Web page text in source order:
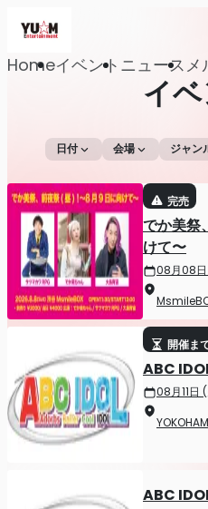
Homeイベント ニュースメ
イ
日付 会場 ジャン
完売
でか美祭
けて〜
08月08日
開催ま
ABC
08月11日
ABC